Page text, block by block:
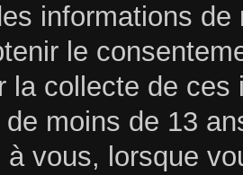
informations
le
la collecte de
moins de 13
à vous, lorsque